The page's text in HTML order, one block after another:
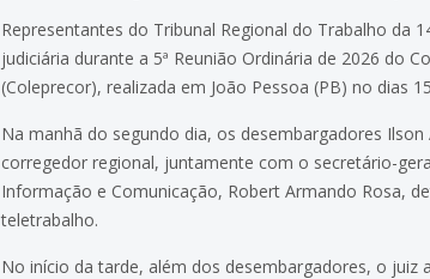
Representantes do Tribunal Regional do Trabalho da
judiciária durante a 5ª Reunião Ordinária de 2026 do
(Coleprecor), realizada em João Pessoa (PB) no dias
Na manhã do segundo dia, os desembargadores
corregedor regional, juntamente com o secretário-
Informação e Comunicação, Robert Armando Rosa,
teletrabalho.
No início da tarde, além dos desembargadores, o